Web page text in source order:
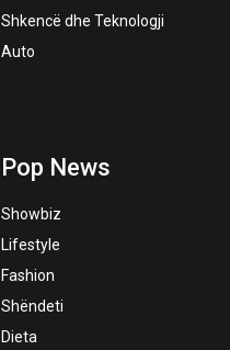
Shkencë dhe Teknologji
Auto
Pop News
Showbiz
Lifestyle
Fashion
Shëndeti
Dieta